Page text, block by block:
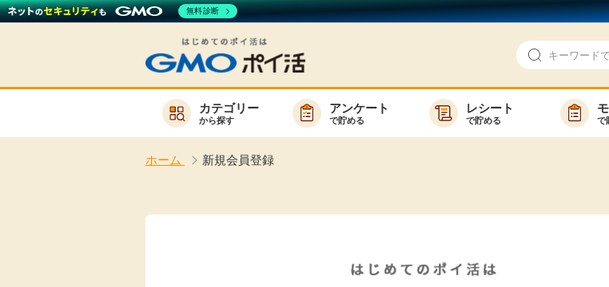
お知らせ
新着
モニタ
カテゴリー
から探す
アンケート
で貯める
レシート
で貯める で
ホーム 新規会員登録
サービスから検索
無料診断